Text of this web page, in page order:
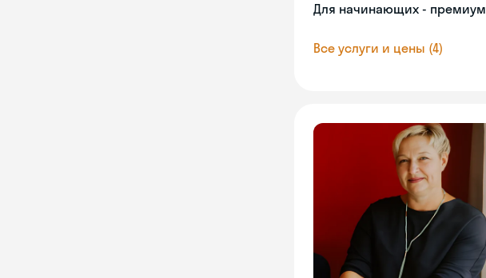
Для начинающих - премиум
Все услуги и цены (4)